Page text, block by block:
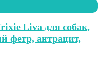
Liva для собак,
фетр, антрацит,